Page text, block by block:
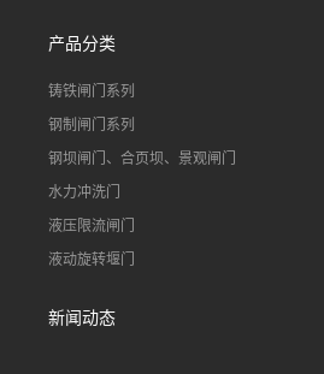
产品分类
铸铁闸门系列
钢制闸门系列
钢坝闸门、合页坝、景观闸门
水力冲洗门
液压限流闸门
液动旋转堰门
新闻动态